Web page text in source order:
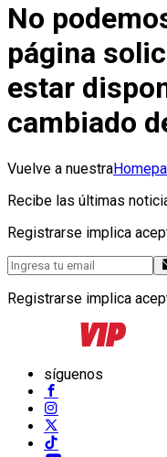
No
página
estar
cambiado
Vuelve a nuestra
Recibe las últimas
Registrarse implica
Registrarse implica
síguenos